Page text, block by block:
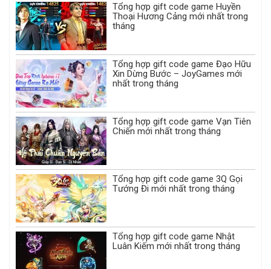
Tổng hợp gift code game Huyền
Thoại Hương Cảng mới nhất trong
tháng
Tổng hợp gift code game Đạo Hữu
Xin Dừng Bước – JoyGames mới
nhất trong tháng
Tổng hợp gift code game Vạn Tiên
Chiến mới nhất trong tháng
Tổng hợp gift code game 3Q Gọi
Tướng Đi mới nhất trong tháng
Tổng hợp gift code game Nhật
Luân Kiếm mới nhất trong tháng